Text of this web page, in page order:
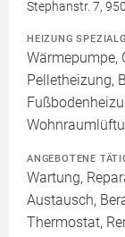
Stephanstr. 7,
HEIZUNG
Wärmepumpe,
Pelletheizung,
ANGEBOTENE
Wartung,
Austausch,
Thermostat,